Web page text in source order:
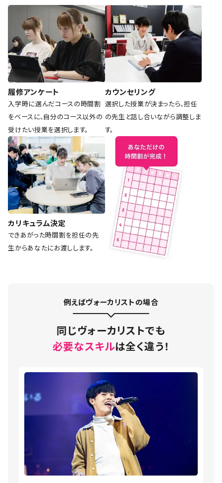
履修アンケート
入学時に選んだコースの時間割
をベースに、自分のコース以外の
受けたい授業を選択します。
カウンセリング
選択した授業が決まったら、担任
の先生と話し合いながら調整しま
す。
カリキュラム決定
できあがった時間割を担任の先
生からあなたにお渡しします。
例えばヴォーカリストの場合
同じヴォーカリストでも
必要なスキルは全く違う！